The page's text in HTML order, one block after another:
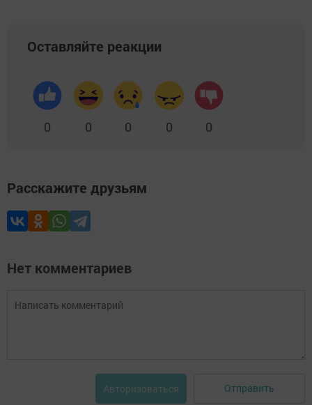
Оставляйте реакции
0 0 0 0 0
Расскажите друзьям
Нет комментариев
Авторизоваться Отправить